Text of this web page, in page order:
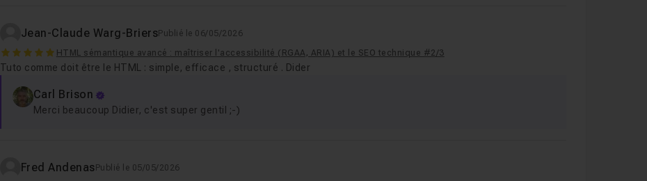
Jean-Claude Warg-BriersPublié le 06/05/2026
5 HTML sémantique avancé : maîtriser l'accessibilité (RGAA, ARIA) et le SEO technique #2/3
Tuto comme doit être le HTML : simple, efficace , structuré . Dider
Carl Brison
Merci beaucoup Didier, c'est super gentil ;-)
Fred Andenas Publié le 05/05/2026